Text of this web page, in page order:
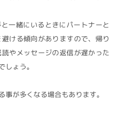
一緒にいるときにパートナーと
ける傾向がありますので、帰り
やメッセージの返信が遅かった
しょう。
が多くなる場合もあります。